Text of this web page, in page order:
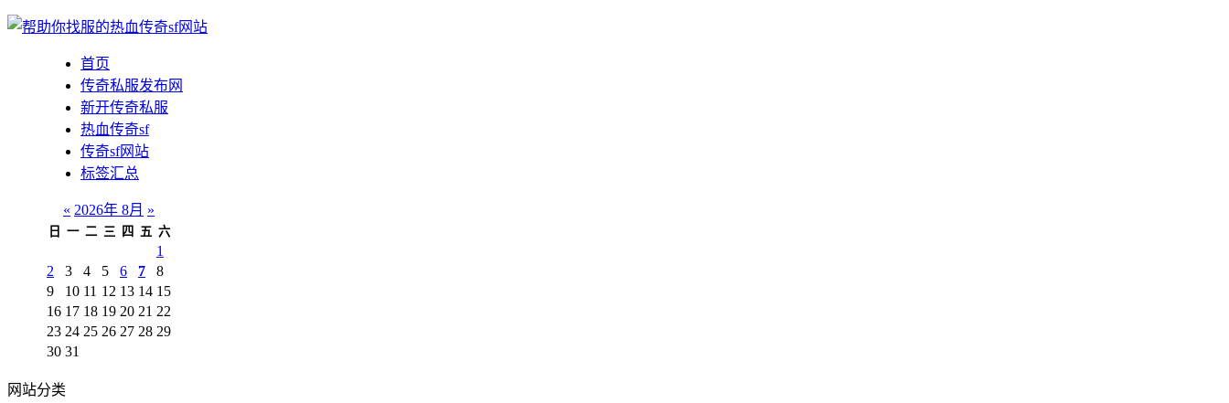
首页
传奇私服发布网
新开传奇私服
热血传奇sf
传奇sf网站
标签汇总
« 2026年 8月 »
日 一 二 三 四 五 六
1
2
3 4 5 6 7
8
9
10 11 12 13 14 15
16 17 18 19 20 21 22
23 24 25 26 27 28 29
30 31
网站分类